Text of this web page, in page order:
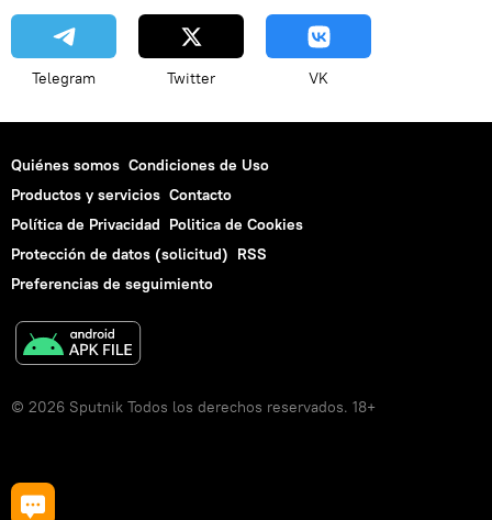
Telegram Twitter VK
Quiénes somos Condiciones de Uso
Productos y servicios Contacto
Política de Privacidad Politica de Cookies
Protección de datos (solicitud) RSS
Preferencias de seguimiento
© 2026 Sputnik Todos los derechos reservados. 18+